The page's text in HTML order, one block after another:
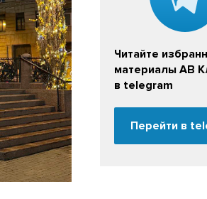
Читайте
материалы АВ
в telegram
Перейти в